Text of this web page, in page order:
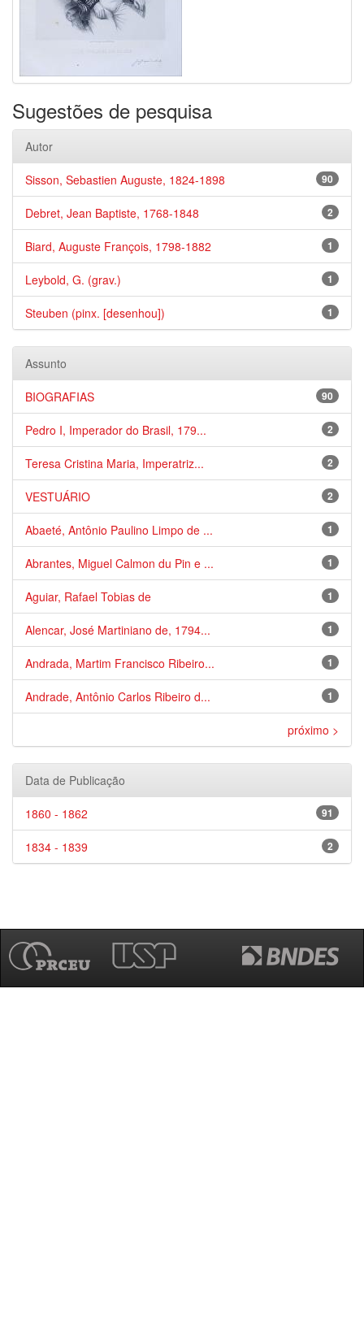
Sugestões de pesquisa
Autor
90
Sisson, Sebastien Auguste, 1824-1898
2
Debret, Jean Baptiste, 1768-1848
1
Biard, Auguste François, 1798-1882
1
Leybold, G. (grav.)
1
Steuben (pinx. [desenhou])
Assunto
90
BIOGRAFIAS
2
Pedro I, Imperador do Brasil, 179...
2
Teresa Cristina Maria, Imperatriz...
2
VESTUÁRIO
1
Abaeté, Antônio Paulino Limpo de ...
1
Abrantes, Miguel Calmon du Pin e ...
1
Aguiar, Rafael Tobias de
1
Alencar, José Martiniano de, 1794...
1
Andrada, Martim Francisco Ribeiro...
1
Andrade, Antônio Carlos Ribeiro d...
próximo >
Data de Publicação
91
1860 - 1862
2
1834 - 1839